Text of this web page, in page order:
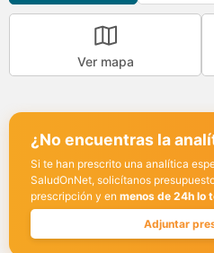
Ver mapa
¿No encuentras la
Si te han prescrito una analítica
SaludOnNet, solicítanos
prescripción y en menos de 24h lo
Adjuntar